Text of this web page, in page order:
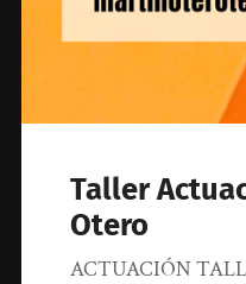
Taller
Otero
ACTUACIÓN